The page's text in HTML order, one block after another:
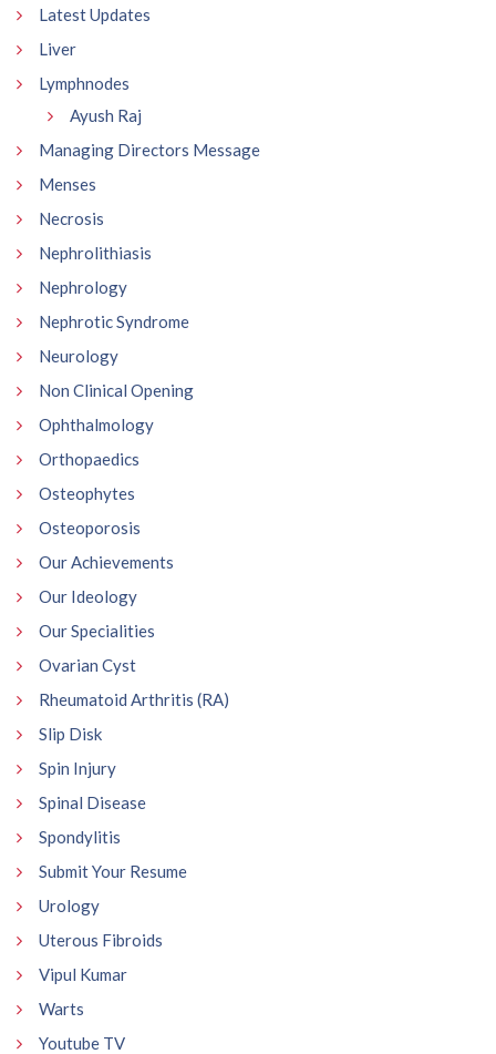
Latest Updates
Liver
Lymphnodes
Ayush Raj
Managing Directors Message
Menses
Necrosis
Nephrolithiasis
Nephrology
Nephrotic Syndrome
Neurology
Non Clinical Opening
Ophthalmology
Orthopaedics
Osteophytes
Osteoporosis
Our Achievements
Our Ideology
Our Specialities
Ovarian Cyst
Rheumatoid Arthritis (RA)
Slip Disk
Spin Injury
Spinal Disease
Spondylitis
Submit Your Resume
Urology
Uterous Fibroids
Vipul Kumar
Warts
Youtube TV